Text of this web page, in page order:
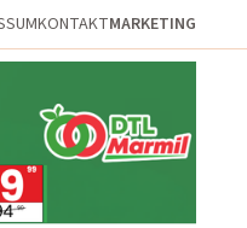
KONTAKTMARKETING